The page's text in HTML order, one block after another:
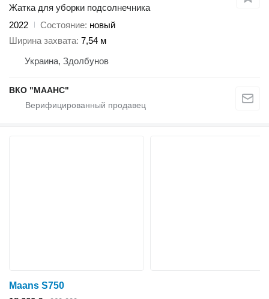
Жатка для уборки подсолнечника
2022
Состояние новый
Ширина захвата 7,54 м
Украина, Здолбунов
ВКО "МААНС"
Maans S750